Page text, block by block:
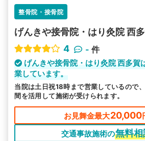
整骨院・接骨院
げんきや接骨院・はり灸院 西
4
- 件
げんきや接骨院・はり灸院 西多賀
業しています。
当院は土日祝18時まで営業しているので
間を活用して施術が受けられます。
お見舞金最大20,000
交通事故施術の無料相